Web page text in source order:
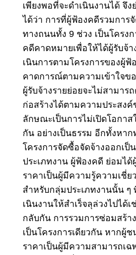
เพียงพอที่จะดําเนินงานได้ จึ
ได้ว่า การที่ผู้ฟ้องคดีรวมการ
ทางถนนทั้ง 9 ช่วง เป็นโครง
คดีคาดหมายเพื่อให้ได้ผู้รับจ้
เนินการตามโครงการของผู้ฟ้
คาดการณ์ตามความเข้าใจข
ผู้รับจ้างรายย่อยจะไม่สามาร
ก่อสร้างได้ตามความประสง
ลักษณะเป็นการไม่เปิดโอกา
กัน อย่างเป็นธรรม อีกทั้งหาก
โครงการจัดซื้อจัดจ้างออกเป็
ประเภทงาน ผู้ฟ้องคดี ย่อมได้
ราคาเป็นผู้มีความรู้ความเชี่ย
สําหรับกลุ่มประเภทงานนั้น ๆ
เนินงานให้สําเร็จลุล่วงไปได้
กลับกัน การรวมการซ่อมสร้า
เป็นโครงการเดียวกัน หากผู้ช
ราคาเป็นผู้มีความสามารถเฉ